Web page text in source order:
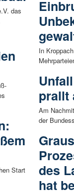
das
Start
In
prallt
Am
der
des
hat